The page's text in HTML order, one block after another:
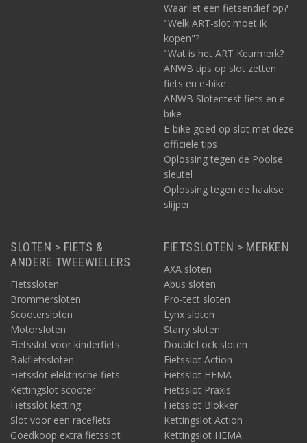
Waar let een fietsendief op?
"Welk ART-slot moet ik
kopen"?
"Wat is het ART Keurmerk?
ANWB tips op slot zetten
fiets en e-bike
ANWB Slotentest fiets en e-
bike
E-bike goed op slot met deze
officiële tips
Oplossing tegen de Poolse
sleutel
Oplossing tegen de haakse
slijper
SLOTEN > FIETS &
ANDERE TWEEWIELERS
Fietssloten
Brommersloten
Scootersloten
Motorsloten
Fietsslot voor kinderfiets
Bakfietssloten
Fietsslot elektrische fiets
Kettingslot scooter
Fietsslot ketting
Slot voor een racefiets
Goedkoop extra fietsslot
FIETSSLOTEN > MERKEN
AXA sloten
Abus sloten
Pro-tect sloten
Lynx sloten
Starry sloten
DoubleLock sloten
Fietsslot Action
Fietsslot HEMA
Fietsslot Praxis
Fietsslot Blokker
Kettingslot Action
Kettingslot HEMA